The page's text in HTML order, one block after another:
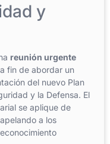
y
reunión urgente
fin de abordar un
del nuevo Plan
y la Defensa. El
se aplique de
a los